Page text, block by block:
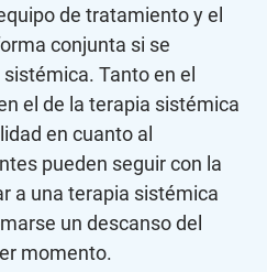
de tratamiento y el
conjunta si se
Tanto en el
el de la terapia sistémica
en cuanto al
pueden seguir con la
a una terapia sistémica
un descanso del
momento.